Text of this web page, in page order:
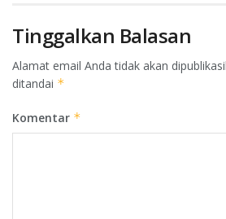
Tinggalkan Balasan
Alamat email Anda tidak akan
ditandai *
Komentar *